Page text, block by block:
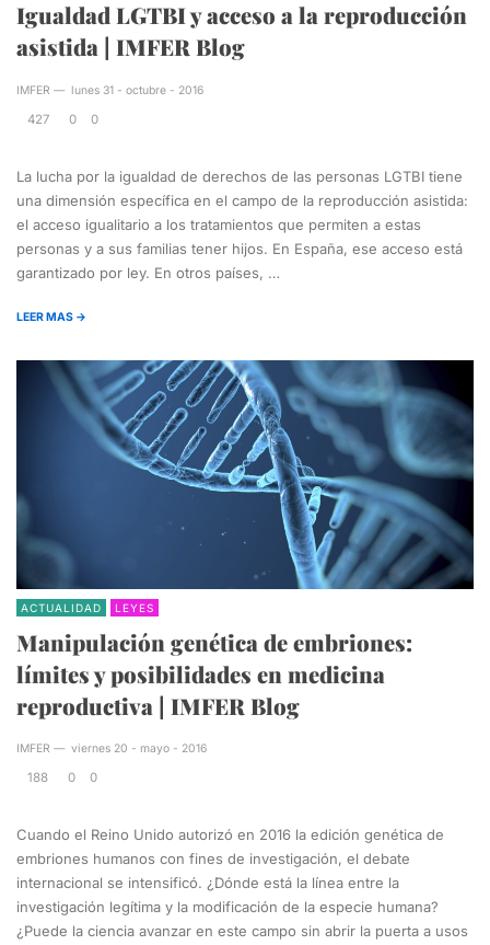
Igualdad LGTBI y acceso a la reproducción
asistida | IMFER Blog
IMFER — lunes 31 - octubre - 2016
427 0 0
La lucha por la igualdad de derechos de las personas LGTBI tiene
una dimensión específica en el campo de la reproducción asistida:
el acceso igualitario a los tratamientos que permiten a estas
personas y a sus familias tener hijos. En España, ese acceso está
garantizado por ley. En otros países, …
LEER MAS →
ACTUALIDAD LEYES
Manipulación genética de embriones:
límites y posibilidades en medicina
reproductiva | IMFER Blog
IMFER — viernes 20 - mayo - 2016
188 0 0
Cuando el Reino Unido autorizó en 2016 la edición genética de
embriones humanos con fines de investigación, el debate
internacional se intensificó. ¿Dónde está la línea entre la
investigación legítima y la modificación de la especie humana?
¿Puede la ciencia avanzar en este campo sin abrir la puerta a usos